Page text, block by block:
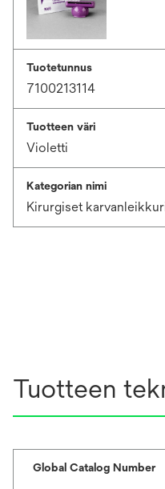
Tuotetunnus
7100213114
Tuotteen väri
Violetti
Kategorian nimi
Kirurgiset
Tuotteen
Global Catalog Number